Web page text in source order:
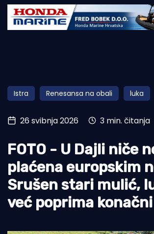
Početna
Obala
Otoci
Turizam i nautika
Pomorstvo
Ribolov
Ekologija
Tradicija i kultura
Istra Renesansa na obali luka
26 svibnja 2026 3 min. čitanja
FOTO - U Dajli niče
plaćena europskim
Srušen stari mulić,
već poprima